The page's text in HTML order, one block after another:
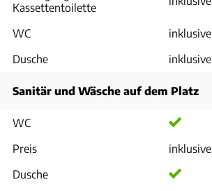
Kassettentoilette
WC
inklusive
Dusche
inklusive
Sanitär und Wäsche auf dem Platz
WC
Preis
inklusive
Dusche